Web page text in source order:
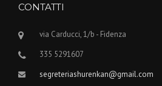
CONTATTI
via Carducci, 1/b - Fidenza
335 5291607
segreteriashurenkan@gmail.com